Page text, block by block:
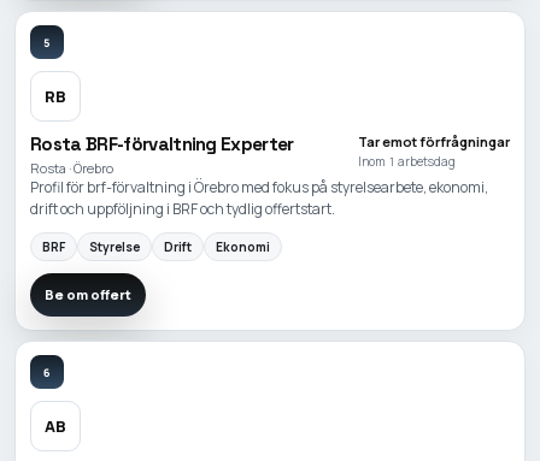
5
RB
Rosta BRF-förvaltning Experter
Rosta · Örebro
Tar emot förfrågningar
Inom 1 arbetsdag
Profil för brf-förvaltning i Örebro med fokus på styrelsearbete, ekonomi,
drift och uppföljning i BRF och tydlig offertstart.
BRF Styrelse Drift Ekonomi
Be om offert
6
AB